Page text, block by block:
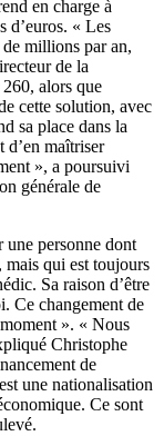
en charge à
d’euros. « Les
de millions par an,
de la
alors que
cette solution, avec
sa place dans la
d’en maîtriser
», a poursuivi
générale de
une personne dont
mais qui est toujours
Sa raison d’être
Ce changement de
». « Nous
Christophe
de
une nationalisation
Ce sont